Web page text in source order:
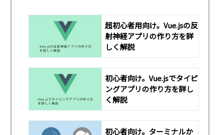
超初心者用向け。Vue.jsの反
射神経アプリの作り方を詳
しく解説
初心者向け。Vue.jsでタイピ
ングアプリの作り方を詳し
く解説
初心者向け。ターミナルか